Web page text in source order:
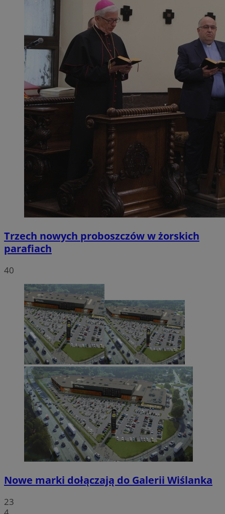
Trzech nowych proboszczów w żorskich
parafiach
40
Nowe marki dołączają do Galerii Wiślanka
23